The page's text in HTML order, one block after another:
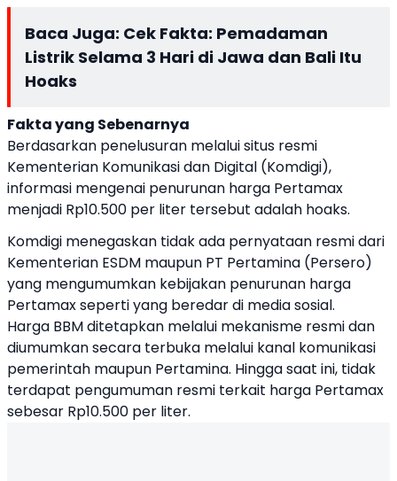
Baca Juga: Cek Fakta: Pemadaman
Listrik Selama 3 Hari di Jawa dan Bali Itu
Hoaks
Fakta yang Sebenarnya
Berdasarkan penelusuran melalui situs resmi
Kementerian Komunikasi dan Digital (Komdigi),
informasi mengenai penurunan harga Pertamax
menjadi Rp10.500 per liter tersebut adalah hoaks.
Komdigi menegaskan tidak ada pernyataan resmi dari
Kementerian ESDM maupun PT Pertamina (Persero)
yang mengumumkan kebijakan penurunan harga
Pertamax seperti yang beredar di media sosial.
Harga BBM ditetapkan melalui mekanisme resmi dan
diumumkan secara terbuka melalui kanal komunikasi
pemerintah maupun Pertamina. Hingga saat ini, tidak
terdapat pengumuman resmi terkait harga Pertamax
sebesar Rp10.500 per liter.